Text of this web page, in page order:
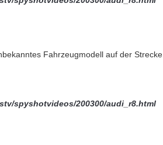
Fahrzeugmodell auf der Strecke.
spyshotvideos/200300/audi_r8.html